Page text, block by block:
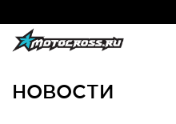
НОВОСТИ